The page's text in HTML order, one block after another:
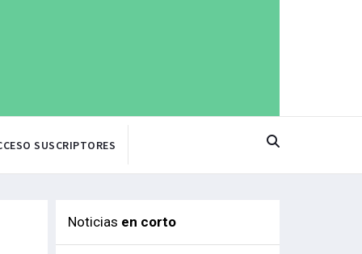
SUSCRIPTORES
Noticias en corto